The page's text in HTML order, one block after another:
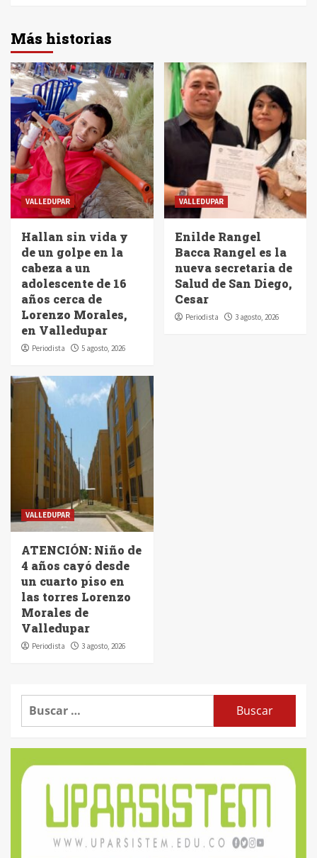
Más historias
VALLEDUPAR
Hallan sin vida y
de un golpe en la
cabeza a un
adolescente de 16
años cerca de
Lorenzo Morales,
en Valledupar
Periodista 5 agosto, 2026
VALLEDUPAR
Enilde Rangel
Bacca Rangel es la
nueva secretaria de
Salud de San Diego,
Cesar
Periodista 3 agosto, 2026
VALLEDUPAR
ATENCIÓN: Niño de
4 años cayó desde
un cuarto piso en
las torres Lorenzo
Morales de
Valledupar
Periodista 3 agosto, 2026
Buscar: